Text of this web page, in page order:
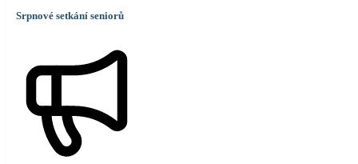
Srpnové setkání seniorů